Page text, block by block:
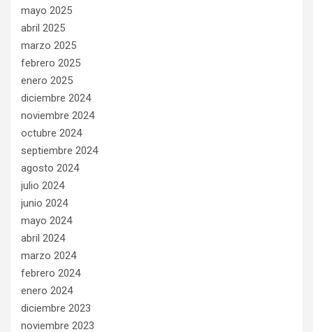
mayo 2025
abril 2025
marzo 2025
febrero 2025
enero 2025
diciembre 2024
noviembre 2024
octubre 2024
septiembre 2024
agosto 2024
julio 2024
junio 2024
mayo 2024
abril 2024
marzo 2024
febrero 2024
enero 2024
diciembre 2023
noviembre 2023